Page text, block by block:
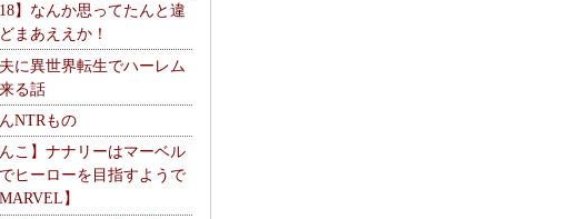
18】なんか思ってたんと違
まあええか！
に異世界転生でハーレム
る話
NTRもの
んこ】ナナリーはマーベル
ヒーローを目指すようで
】